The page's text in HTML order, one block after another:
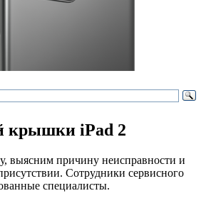
крышки iPad 2
выясним причину неисправности и
Сотрудники сервисного
специалисты.